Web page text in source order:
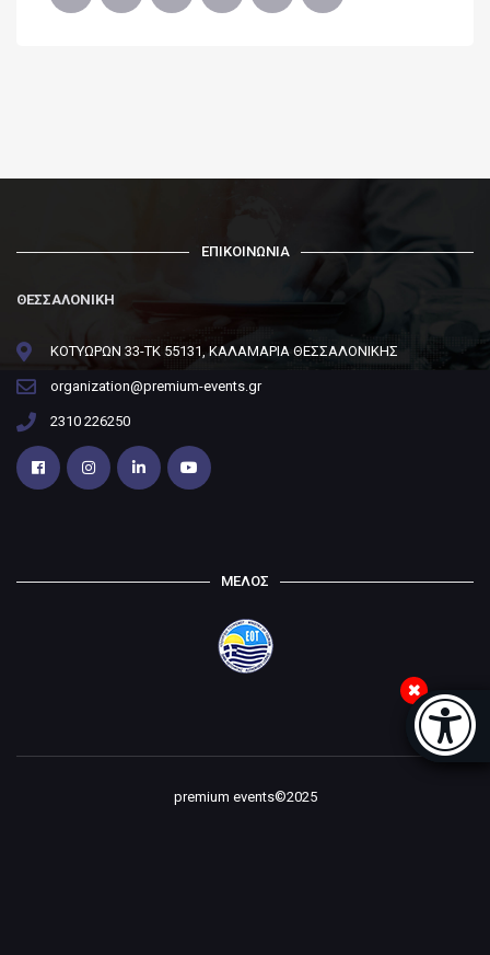
Μπάρα
ΕΠΙΚΟΙΝΩΝΙΑ
ΘΕΣΣΑΛΟΝΙΚΗ
ΚΟΤΥΩΡΩΝ 33-ΤΚ 55131, ΚΑΛΑΜΑΡΙΑ ΘΕΣΣΑΛΟΝΙΚΗΣ
organization@premium-events.gr
2310 226250
ΜΕΛΟΣ
premium events©2025